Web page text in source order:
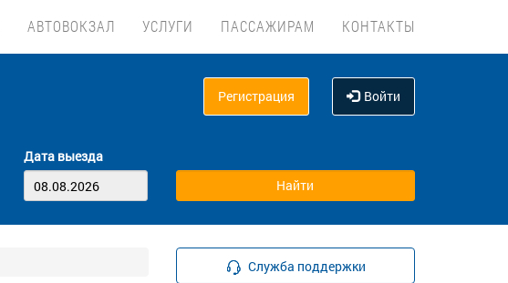
АВТОВОКЗАЛ УСЛУГИ ПАССАЖИРАМ КОНТАКТЫ
Регистрация Войти
Дата выезда
Служба поддержки